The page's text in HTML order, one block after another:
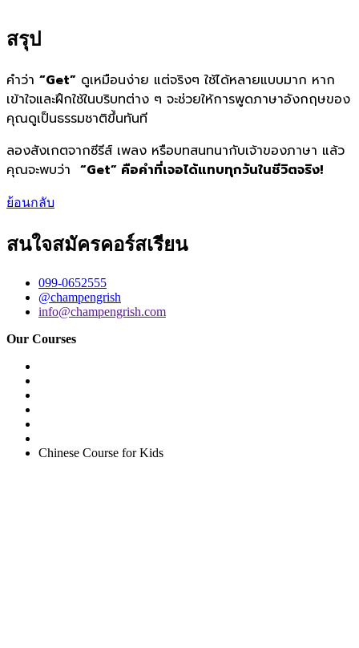
สรุป
คำว่า “Get” ดูเหมือนง่าย แต่จริงๆ ใช้ได้หลายแบบมาก หาก
เข้าใจและฝึกใช้ในบริบทต่าง ๆ จะช่วยให้การพูดภาษาอังกฤษของ
คุณดูเป็นธรรมชาติขึ้นทันที
ลองสังเกตจากซีรีส์ เพลง หรือบทสนทนากับเจ้าของภาษา แล้ว
คุณจะพบว่า “Get” คือคำที่เจอได้แทบทุกวันในชีวิตจริง!
ย้อนกลับ
สนใจสมัครคอร์สเรียน
099-0652555
@champengrish
info@champengrish.com
Our Courses
Chinese Course for Kids